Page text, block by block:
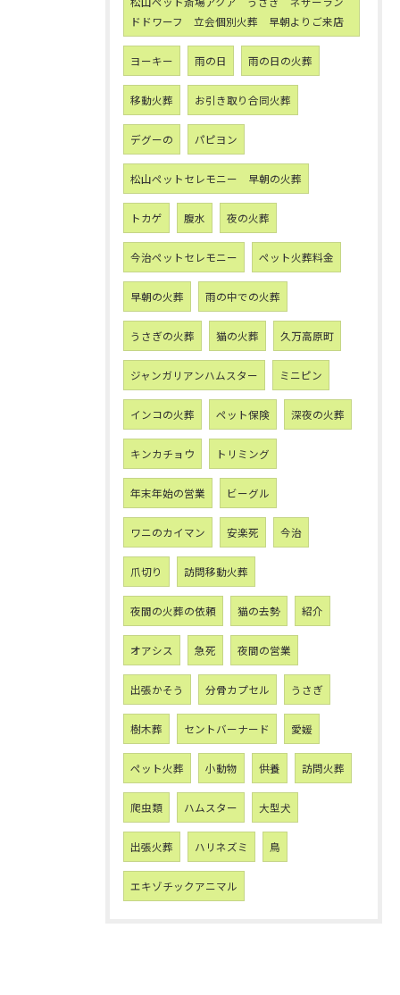
ドドワーフ 立会個別火葬 早朝よりご来店
ヨーキー 雨の日 雨の日の火葬
移動火葬 お引き取り合同火葬
デグーの パピヨン
松山ペットセレモニー 早朝の火葬
トカゲ 腹水 夜の火葬
今治ペットセレモニー ペット火葬料金
早朝の火葬 雨の中での火葬
うさぎの火葬 猫の火葬 久万高原町
ジャンガリアンハムスター ミニピン
インコの火葬 ペット保険 深夜の火葬
キンカチョウ トリミング
年末年始の営業 ビーグル
ワニのカイマン 安楽死 今治
爪切り 訪問移動火葬
夜間の火葬の依頼 猫の去勢 紹介
オアシス 急死 夜間の営業
出張かそう 分骨カプセル うさぎ
樹木葬 セントバーナード 愛媛
ペット火葬 小動物 供養 訪問火葬
爬虫類 ハムスター 大型犬
出張火葬 ハリネズミ 鳥
エキゾチックアニマル